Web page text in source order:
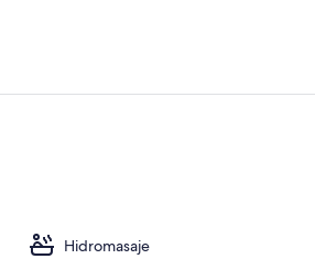
Hidromasaje